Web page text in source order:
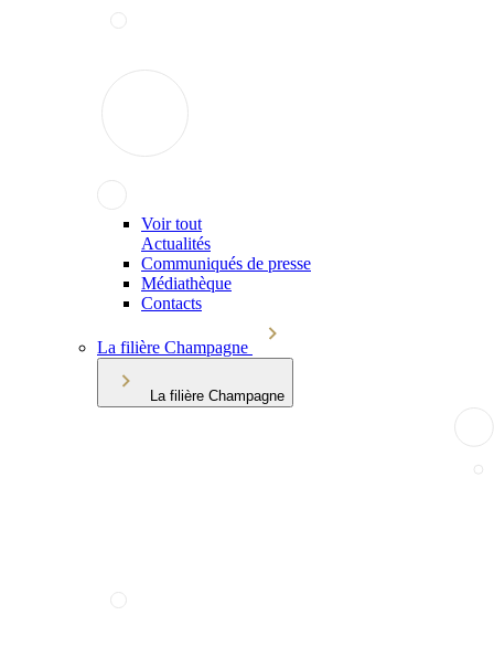
Voir tout
Actualités
Communiqués de presse
Médiathèque
Contacts
La filière Champagne
La filière Champagne